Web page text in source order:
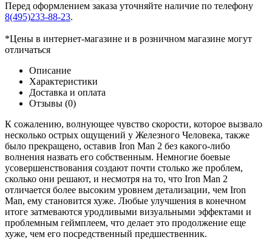
Перед оформлением заказа уточняйте наличие по телефону
8(495)233-88-23.
*Цены в интернет-магазине и в розничном магазине могут
отличаться
Описание
Характеристики
Доставка и оплата
Отзывы (0)
К сожалению, волнующее чувство скорости, которое вызвало
несколько острых ощущений у Железного Человека, также
было прекращено, оставив Iron Man 2 без какого-либо
волнения назвать его собственным. Немногие боевые
усовершенствования создают почти столько же проблем,
сколько они решают, и несмотря на то, что Iron Man 2
отличается более высоким уровнем детализации, чем Iron
Man, ему становится хуже. Любые улучшения в конечном
итоге затмеваются уродливыми визуальными эффектами и
проблемным геймплеем, что делает это продолжение еще
хуже, чем его посредственный предшественник.